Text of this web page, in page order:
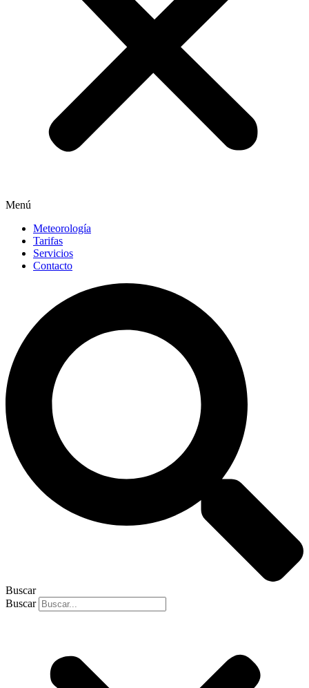
Menú
Meteorología
Tarifas
Servicios
Contacto
Buscar
Buscar